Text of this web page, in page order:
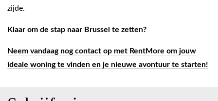
zijde.
Klaar om de stap naar Brussel te zetten?
Neem vandaag nog contact op met RentMore om jouw
ideale woning te vinden en je nieuwe avontuur te starten!